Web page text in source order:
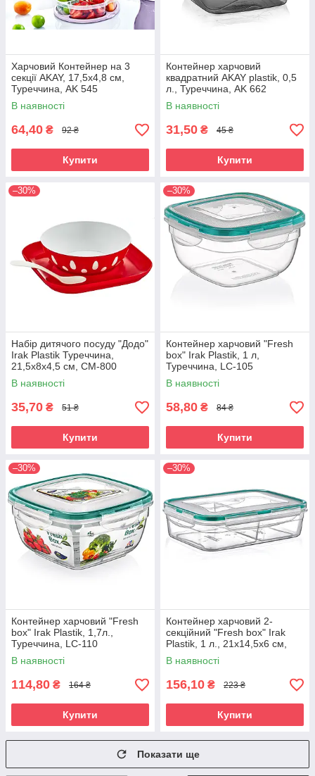
Маслянки
Пластикові та скляні масляни на будь-який смак. Зручна
форма на пачку олії чи шматок вагового продукту до 300
грам. Допоможемо підібрати оптимальну модель за вашими
запитами та смаковими уподобаннями.
Те, кто использует хлебницу, знает, что
именно в ней хлебобулочные изделия
гораздо дольше остаются свежими и не
удобство использования такого
предмета уже успели оценить тысячи
покупателей. Теперь настал ваш черед!
ХлібниціТі,
хто використовує хлібницю, знає, що саме в ній хлібобулочні
вироби набагато довше залишаються свіжими та не
настала ваша черга!
Пластиковые корзины помогают
организовать хранение вещей и
продуктов в доме. Это отличное
решение для овощей и фруктов. На
сайте вы найдете большой выбор форм
и расцветок, которые станут отличным
дополнением к интерьеру.
Харчовий Контейнер на 3
секції AKAY, 17,5х4,8 см,
Туреччина, AK 545
В наявності
64,40 ₴ 92 ₴
Купити
Контейнер харчовий
квадратний AKAY plastik, 0,5
л., Туреччина, AK 662
В наявності
31,50 ₴ 45 ₴
Купити
–30%
Набір дитячого посуду "Додо"
Irak Plastik Туреччина,
21,5x8x4,5 см, CM-800
В наявності
35,70 ₴ 51 ₴
Купити
–30%
Контейнер харчовий "Fresh
box" Irak Plastik, 1 л,
Туреччина, LC-105
В наявності
58,80 ₴ 84 ₴
Купити
–30%
Контейнер харчовий "Fresh
box" Irak Plastik, 1,7л.,
Туреччина, LC-110
В наявності
114,80 ₴ 164 ₴
Купити
–30%
Контейнер харчовий 2-
секційний "Fresh box" Irak
Plastik, 1 л., 21x14,5x6 см,
Туреччина, LC-505
В наявності
156,10 ₴ 223 ₴
Купити
Показати ще